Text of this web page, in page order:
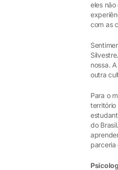
eles
com as
nossa.
outra
Para o
território
do
parceria